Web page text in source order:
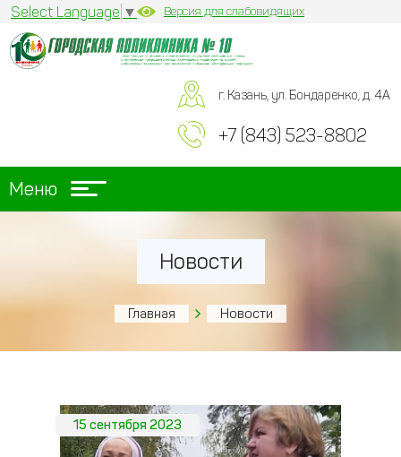
Select Language ▼ Версия для слабовидящих
г. Казань, ул. Бондаренко, д. 4А
+7 (843) 523-8802
Меню
Новости
Главная Новости
15 сентября 2023